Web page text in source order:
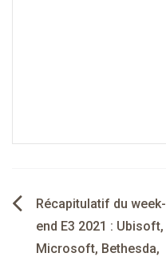
Navigation
de
Récapitulatif du week-
end E3 2021 : Ubisoft,
Microsoft, Bethesda,